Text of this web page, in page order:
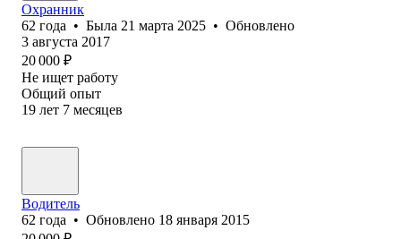
Охранник
62 года • Была 21 марта 2025 • Обновлено
3 августа 2017
20 000 ₽
Не ищет работу
Общий опыт
19 лет 7 месяцев
Водитель
62 года • Обновлено 18 января 2015